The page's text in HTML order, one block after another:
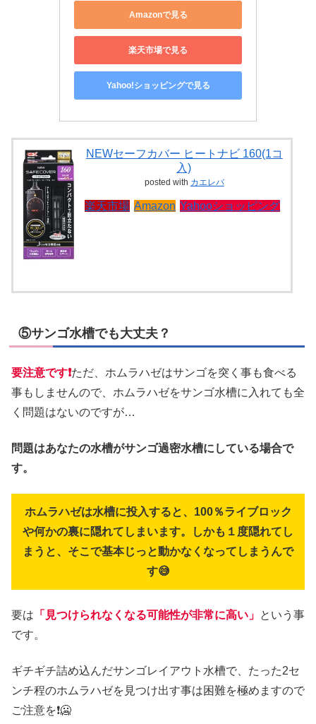
Amazonで見る
楽天市場で見る
Yahoo!ショッピングで見る
NEWセーフカバー ヒートナビ 160(1コ
入)
posted with カエレバ
楽天市場 Amazon Yahooショッピング
⑤サンゴ水槽でも大丈夫？
要注意です❗ただ、ホムラハゼはサンゴを突く事も食べる
事もしませんので、ホムラハゼをサンゴ水槽に入れても全
く問題はないのですが…
問題はあなたの水槽がサンゴ過密水槽にしている場合で
す。
ホムラハゼは水槽に投入すると、100％ライブロック
や何かの裏に隠れてしまいます。しかも１度隠れてし
まうと、そこで基本じっと動かなくなってしまうんで
す😅
要は 「見つけられなくなる可能性が非常に高い」 という事
です。
ギチギチ詰め込んだサンゴレイアウト水槽で、たった2セ
ンチ程のホムラハゼを見つけ出す事は困難を極めますので
ご注意を❗🥶